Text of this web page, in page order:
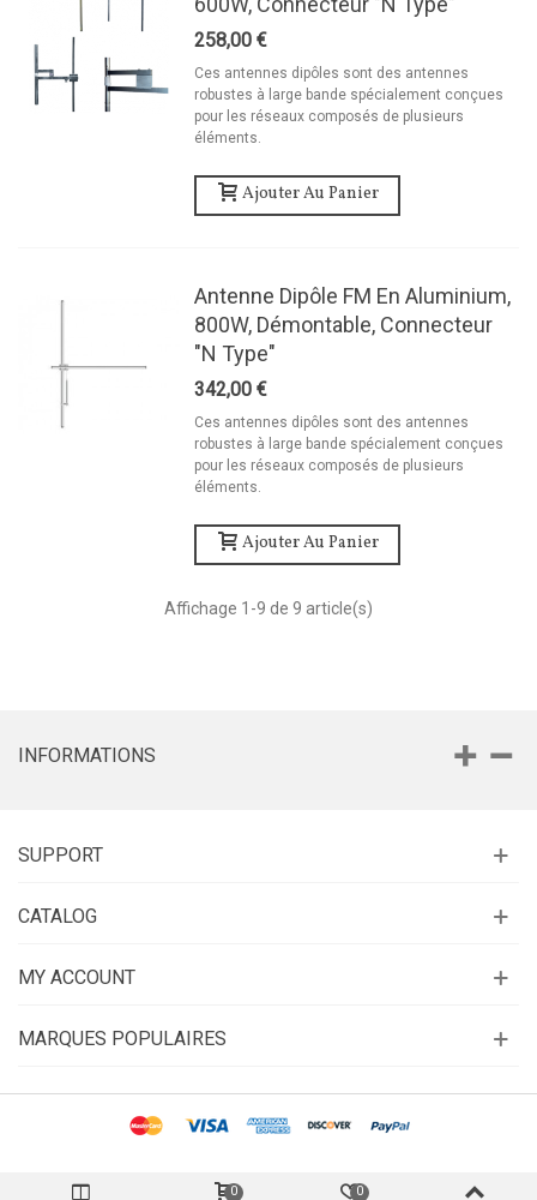
258,00 €
Ces antennes dipôles sont des antennes
robustes à large bande spécialement conçues
pour les réseaux composés de plusieurs
éléments.
Ajouter Au Panier
Antenne Dipôle FM En Aluminium,
800W, Démontable, Connecteur
"N Type"
342,00 €
Ces antennes dipôles sont des antennes
robustes à large bande spécialement conçues
pour les réseaux composés de plusieurs
éléments.
Ajouter Au Panier
Affichage 1 -9 de 9 article(s)
INFORMATIONS
SUPPORT
CATALOG
MY ACCOUNT
MARQUES POPULAIRES
0 0